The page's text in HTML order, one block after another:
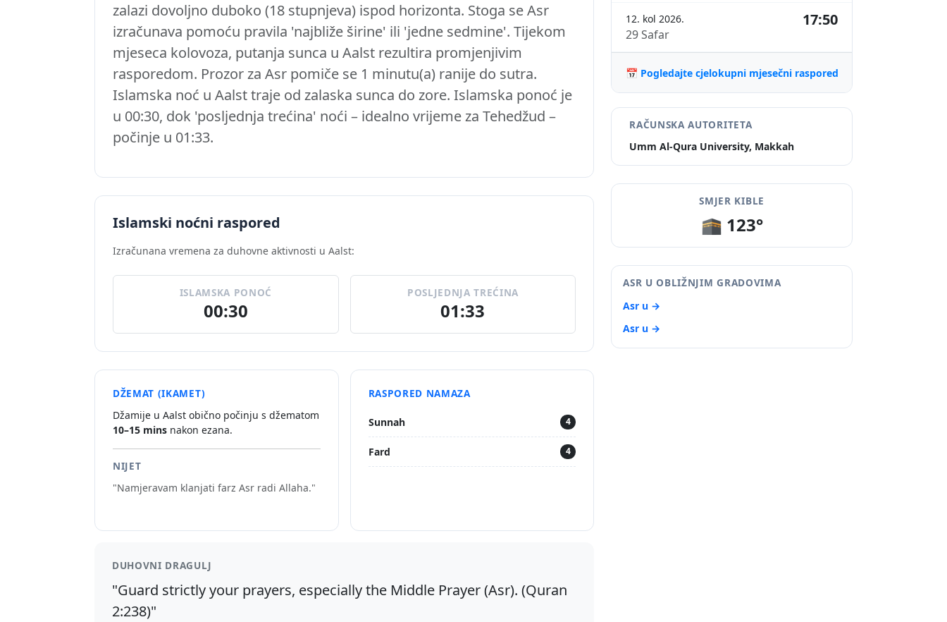
zalazi dovoljno duboko (18 stupnjeva) ispod horizonta. Stoga se Asr
izračunava pomoću pravila 'najbliže širine' ili 'jedne sedmine'. Tijekom
mjeseca kolovoza, putanja sunca u Aalst rezultira promjenjivim
rasporedom. Prozor za Asr pomiče se 1 minutu(a) ranije do sutra.
Islamska noć u Aalst traje od zalaska sunca do zore. Islamska ponoć je
u 00:30, dok 'posljednja trećina' noći – idealno vrijeme za Tehedžud –
počinje u 01:33.
Islamski noćni raspored
Izračunana vremena za duhovne aktivnosti u Aalst:
ISLAMSKA PONOĆ
00:30
POSLJEDNJA TREĆINA
01:33
DŽEMAT (IKAMET)
Džamije u Aalst obično počinju s džematom
10–15 mins nakon ezana.
NIJET
"Namjeravam klanjati farz Asr radi Allaha."
RASPORED NAMAZA
Sunnah 4
Fard 4
DUHOVNI DRAGULJ
"Guard strictly your prayers, especially the Middle Prayer (Asr). (Quran
2:238)"
12. kol 2026.
29 Safar
17:50
📅 Pogledajte cjelokupni mjesečni raspored
RAČUNSKA AUTORITETA
Umm Al-Qura University, Makkah
SMJER KIBLE
🕋 123°
ASR U OBLIŽNJIM GRADOVIMA
Asr u →
Asr u →